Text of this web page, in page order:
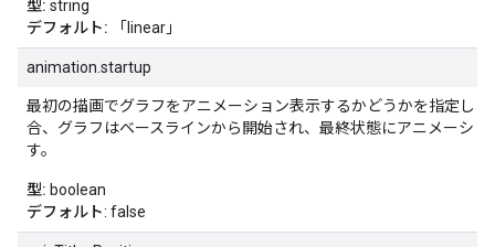
型: string
デフォルト: 「linear」
animation.startup
最初の描画でグラフをアニメーション表示するかどうかを指定しま
合、グラフはベースラインから開始され、最終状態にアニメーショ
す。
型: boolean
デフォルト: false